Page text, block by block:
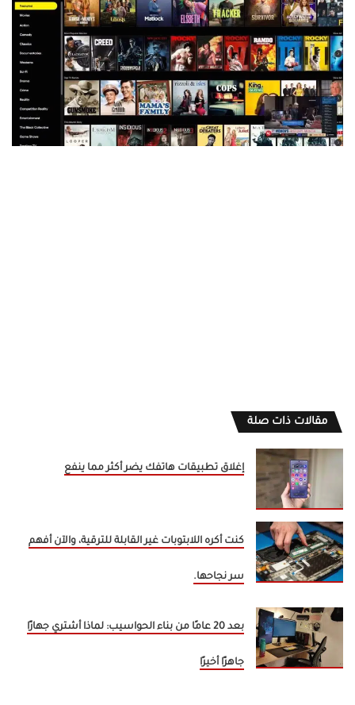
مقالات ذات صلة
إغلاق تطبيقات هاتفك يضر أكثر مما ينفع
كنت أكره اللابتوبات غير القابلة للترقية، والآن أفهم
سر نجاحها.
بعد 20 عامًا من بناء الحواسيب: لماذا أشتري جهازًا
جاهزًا أخيرًا